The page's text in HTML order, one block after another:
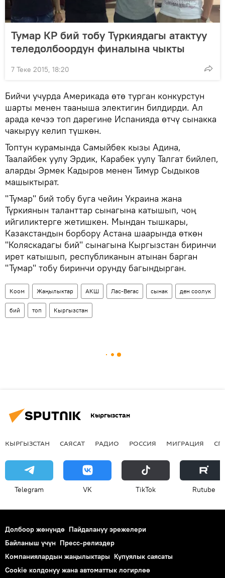
Тумар КР бий тобу Түркиядагы атактуу
теледолбоордун финалына чыкты
7 Теке 2015, 18:20
Бийчи учурда Америкада өтө турган конкурстун
шарты менен тааныша электигин билдирди. Ал
арада кечээ топ дарегине Испанияда өтчү сынакка
чакыруу келип түшкөн.
Топтун курамында Самыйбек кызы Адина,
Таалайбек уулу Эрдик, Карабек уулу Талгат бийлеп,
аларды Эрмек Кадыров менен Тимур Сыдыков
машыктырат.
"Тумар" бий тобу буга чейин Украина жана
Түркиянын таланттар сынагына катышып, чоң
ийгиликтерге жетишкен. Мындан тышкары,
Казакстандын борбору Астана шаарында өткөн
"Коляскадагы бий" сынагына Кыргызстан биринчи
ирет катышып, республиканын атынан барган
"Тумар" тобу биринчи орунду багындырган.
Коом Жаңылыктар АКШ Лас-Вегас сынак ден соолук
бий топ Кыргызстан
Кыргызстан
КЫРГЫЗСТАН САЯСАТ РАДИО РОССИЯ МИГРАЦИЯ
Telegram VK ТikТоk Rutube
Долбоор жөнүндө Пайдалануу эрежелери
Байланыш үчүн Пресс-релиздер
Компаниялардын жаңылыктары Купуялык саясаты
Cookie колдонуу жана автоматтык логирлөө